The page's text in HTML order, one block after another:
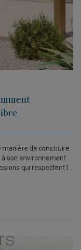
manière de construire
à son environnement
qui respectent la